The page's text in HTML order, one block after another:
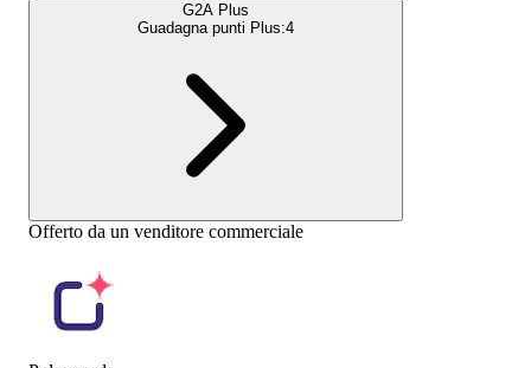
G2A Plus
Guadagna punti Plus:4
Offerto da un venditore commerciale